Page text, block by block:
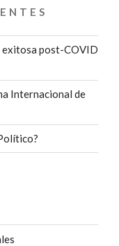
LIMÓN»
exitosa post-COVID
Internacional de